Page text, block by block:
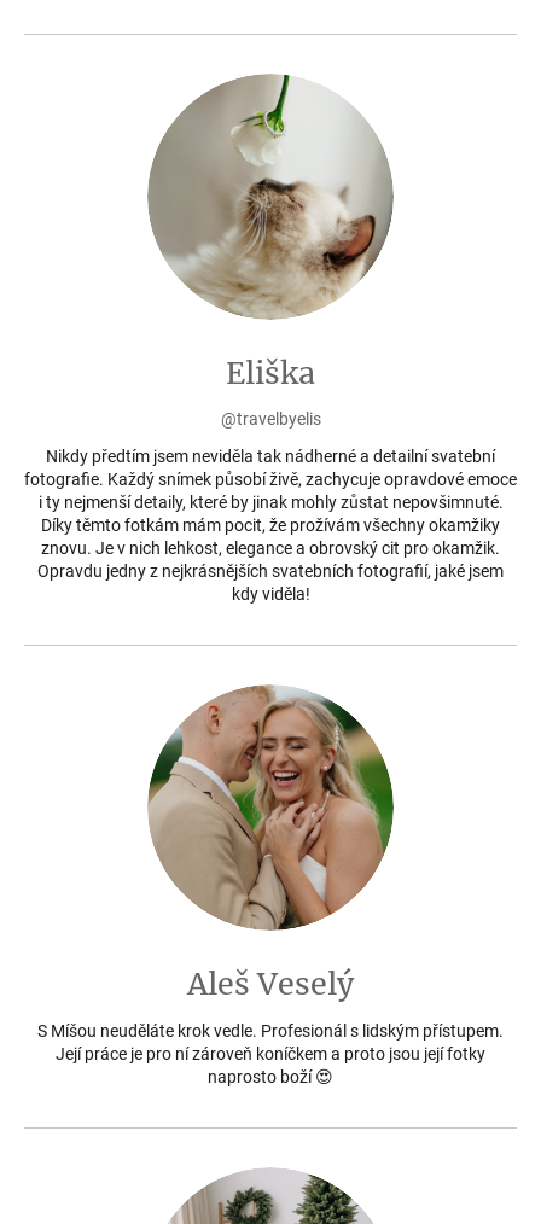
Eliška
@travelbyelis
Nikdy předtím jsem neviděla tak nádherné a detailní svatební
fotografie. Každý snímek působí živě, zachycuje opravdové emoce
i ty nejmenší detaily, které by jinak mohly zůstat nepovšimnuté.
Díky těmto fotkám mám pocit, že prožívám všechny okamžiky
znovu. Je v nich lehkost, elegance a obrovský cit pro okamžik.
Opravdu jedny z nejkrásnějších svatebních fotografií, jaké jsem
kdy viděla!
Aleš Veselý
S Míšou neuděláte krok vedle. Profesionál s lidským přístupem.
Její práce je pro ní zároveň koníčkem a proto jsou její fotky
naprosto boží 😍